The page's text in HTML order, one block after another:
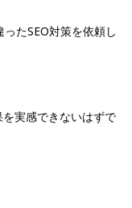
たSEO対策を依頼し
実感できないはずで